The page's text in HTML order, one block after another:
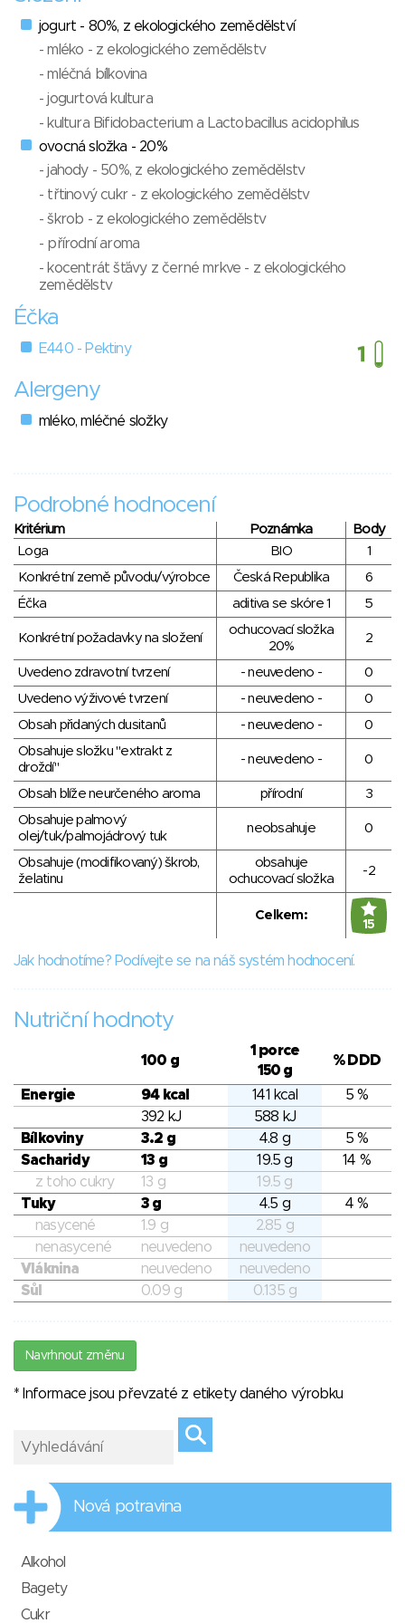
jogurt - 80%, z ekologického zemědělství
- mléko - z ekologického zemědělstv
- mléčná bílkovina
- jogurtová kultura
- kultura Bifidobacterium a Lactobacillus acidophilus
ovocná složka - 20%
- jahody - 50%, z ekologického zemědělstv
- třtinový cukr - z ekologického zemědělstv
- škrob - z ekologického zemědělstv
- přírodní aroma
- kocentrát šťávy z černé mrkve - z ekologického
zemědělstv
Éčka
E440 - Pektiny
Alergeny
mléko, mléčné složky
Podrobné hodnocení
Kritérium Poznámka
Body
Loga
BIO
1
Konkrétní země původu/výrobce
Česká Republika
6
Éčka
aditiva se skóre 1 5
Konkrétní požadavky na složení
ochucovací složka
20%
2
Uvedeno zdravotní tvrzení - neuvedeno -
0
Uvedeno výživové tvrzení
- neuvedeno -
0
Obsah přidaných dusitanů
- neuvedeno -
0
Obsahuje složku "extrakt z
droždí"
- neuvedeno - 0
Obsah blíže neurčeného aroma přírodní
3
Obsahuje palmový
olej/tuk/palmojádrový tuk
neobsahuje 0
Obsahuje (modifikovaný) škrob,
želatinu
obsahuje
ochucovací složka
-2
Celkem:
15
Jak hodnotíme? Podívejte se na náš systém hodnocení.
Nutriční hodnoty
100 g
1 porce
150 g
% DDD
Energie 94 kcal 141 kcal
5 %
392 kJ
588 kJ
Bílkoviny
3.2 g 4.8 g
5 %
Sacharidy
13 g 19.5 g
14 %
z toho cukry
13 g
19.5 g
Tuky
3 g 4.5 g
4 %
nasycené
1.9 g
2.85 g
nenasycené
neuvedeno
neuvedeno
Vláknina
neuvedeno
neuvedeno
Sůl
0.09 g 0.135 g
Navrhnout změnu
* Informace jsou převzaté z etikety daného výrobku
Nová potravina
Alkohol
Bagety
Cukr